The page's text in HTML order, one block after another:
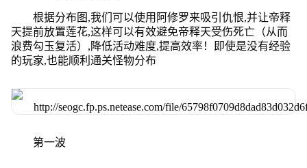
根据分布图,我们可以使用阿修罗来吸引仇恨,并让帝释
天提前放置莲花,这样可以有效避免帝释天受伤死亡（从而
浪费勾玉复活）,降低活动难度,提高效率！即使是没有经验
的玩家,也能顺利通关怪物分布
第一波